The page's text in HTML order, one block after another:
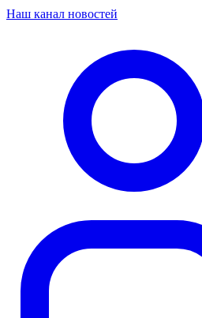
Наш канал новостей